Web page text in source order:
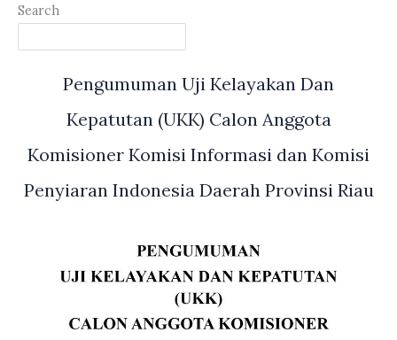
Search
Pengumuman Uji Kelayakan Dan
Kepatutan (UKK) Calon Anggota
Komisioner Komisi Informasi dan Komisi
Penyiaran Indonesia Daerah Provinsi Riau